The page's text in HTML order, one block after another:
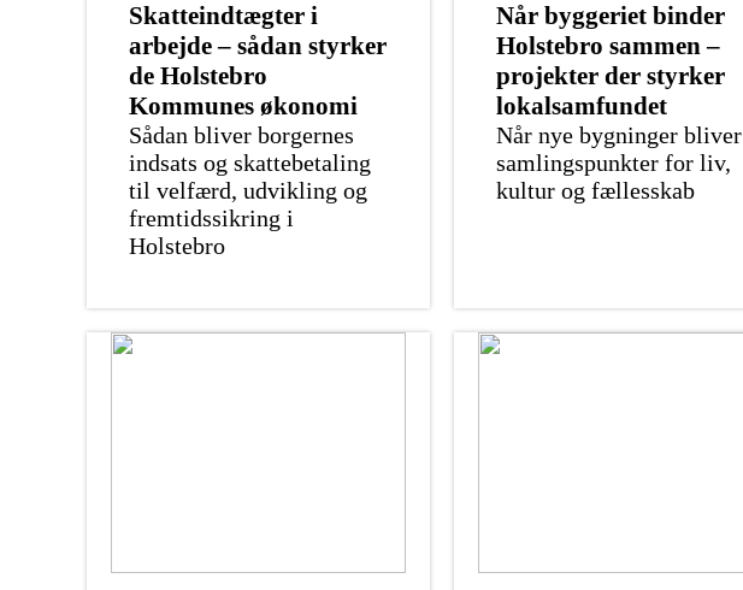
Skatteindtægter i
arbejde – sådan styrker
de Holstebro
Kommunes økonomi
Sådan bliver borgernes
indsats og skattebetaling
til velfærd, udvikling og
fremtidssikring i
Holstebro
Når byggeriet binder
Holstebro sammen –
projekter der styrker
lokalsamfundet
Når nye bygninger bliver
samlingspunkter for liv,
kultur og fællesskab